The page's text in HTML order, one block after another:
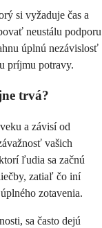
si vyžaduje čas a
neustálu podporu
úplnú nezávislosť
príjmu potravy.
trvá?
a závisí od
vašich
ľudia sa začnú
zatiaľ čo iní
zotavenia.
sa často dejú